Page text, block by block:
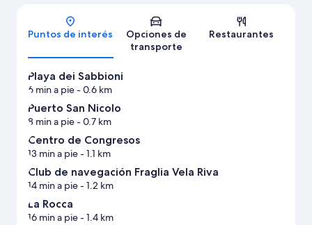
Mapa
Puntos de interés
Opciones de
transporte
Restaurantes
Playa dei Sabbioni
6 min a pie- 0.6 km
Puerto San Nicolo
8 min a pie- 0.7 km
Centro de Congresos
13 min a pie- 1.1 km
Club de navegación Fraglia Vela Riva
14 min a pie- 1.2 km
La Rocca
16 min a pie- 1.4 km